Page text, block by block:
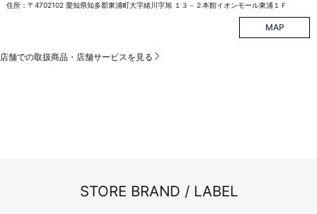
住所：〒4702102 愛知県知多郡東浦町大字緒川字旭 １３－２本館イオンモール東浦１Ｆ
MAP
店舗での取扱商品・店舗サービスを見る
STORE BRAND / LABEL